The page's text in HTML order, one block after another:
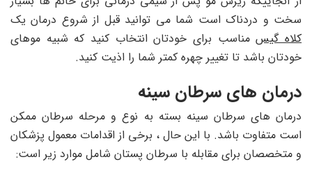
سخت و دردناک است شما می توانید قبل از شروع درمان یک
کلاه گیسمناسب برای خودتان انتخاب کنید که شبیه موهای
خودتان باشد تا تغییر چهره کمتر شما را اذیت کنید.
درمان های سرطان سینه
درمان های سرطان سینه بسته به نوع و مرحله سرطان ممکن
است متفاوت باشد. با این حال ، برخی از اقدامات معمول پزشکان
و متخصصان برای مقابله با سرطان پستان شامل موارد زیر است: